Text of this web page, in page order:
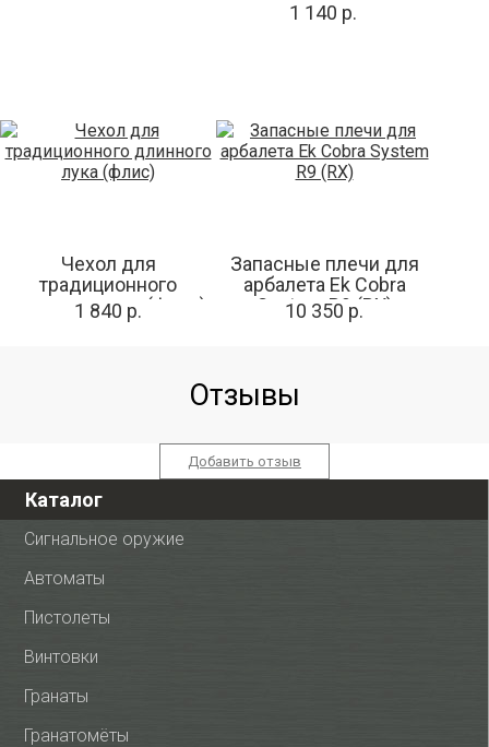
1 140 р.
Чехол для
традиционного
длинного лука (флис)
1 840 р.
Запасные плечи для
арбалета Ek Cobra
System R9 (RX)
10 350 р.
Отзывы
Добавить отзыв
Каталог
Сигнальное оружие
Автоматы
Пистолеты
Винтовки
Гранаты
Гранатомёты